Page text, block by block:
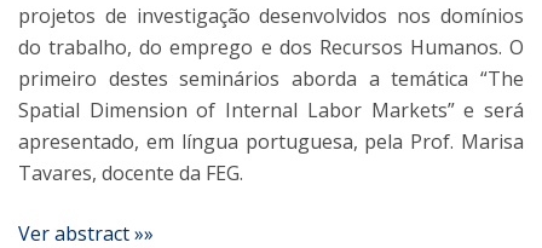
projetos de investigação desenvolvidos nos domínios
do trabalho, do emprego e dos Recursos Humanos. O
primeiro destes seminários aborda a temática “The
Spatial Dimension of Internal Labor Markets” e será
apresentado, em língua portuguesa, pela Prof. Marisa
Tavares, docente da FEG.
Ver abstract »»